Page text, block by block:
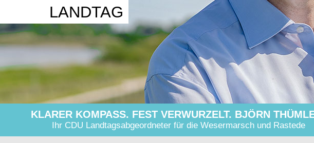
LANDTAG
KLARER KOMPASS. FEST VERWURZELT. BJÖRN
Ihr CDU Landtagsabgeordneter für die Wesermarsch und Rastede